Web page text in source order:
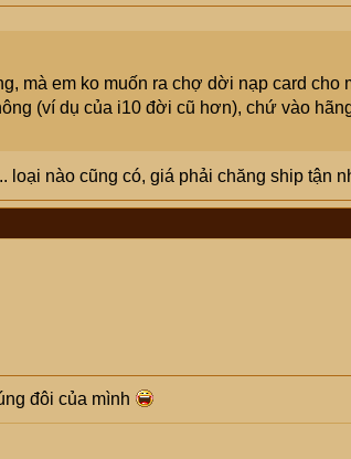
mà em ko muốn ra chợ dời nạp card cho
(ví dụ của i10 đời cũ hơn), chứ vào
nào cũng có, giá phải chăng ship tận
đôi của mình